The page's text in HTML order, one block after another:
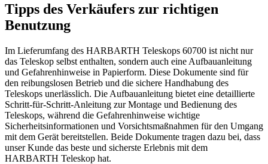
Tipps des Verkäufers zur richtigen
Benutzung
Im Lieferumfang des HARBARTH Teleskops 60700 ist nicht nur
das Teleskop selbst enthalten, sondern auch eine Aufbauanleitung
und Gefahrenhinweise in Papierform. Diese Dokumente sind für
den reibungslosen Betrieb und die sichere Handhabung des
Teleskops unerlässlich. Die Aufbauanleitung bietet eine detaillierte
Schritt-für-Schritt-Anleitung zur Montage und Bedienung des
Teleskops, während die Gefahrenhinweise wichtige
Sicherheitsinformationen und Vorsichtsmaßnahmen für den Umgang
mit dem Gerät bereitstellen. Beide Dokumente tragen dazu bei, dass
unser Kunde das beste und sicherste Erlebnis mit dem
HARBARTH Teleskop hat.